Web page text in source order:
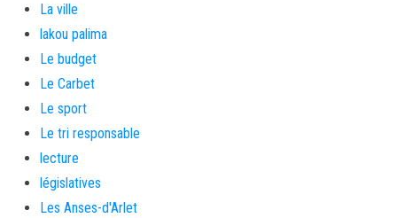
La ville
lakou palima
Le budget
Le Carbet
Le sport
Le tri responsable
lecture
législatives
Les Anses-d'Arlet